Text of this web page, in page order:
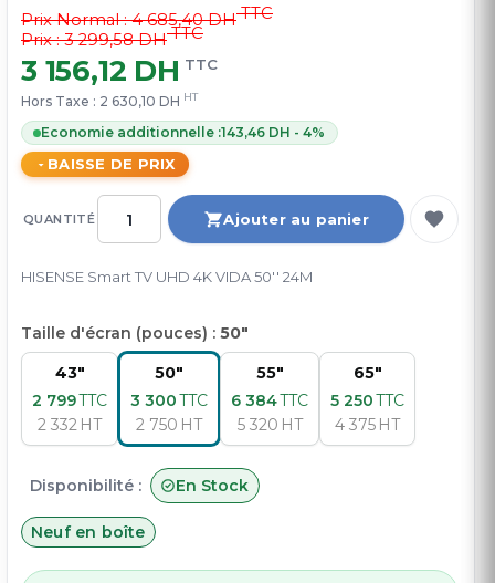
QUANTITÉ Ajouter au panier
Prix Normal :4 685,40 DHTTC
Prix : 3 299,58 DHTTC
3 156,12 DH TTC
Hors Taxe : 2 630,10 DH HT
Economie additionnelle :143,46 DH - 4%
BAISSE DE PRIX
HISENSE Smart TV UHD 4K VIDA 50'' 24M
Taille d'écran (pouces) : 50"
43"
2 799TTC
2 332 HT
50"
3 300TTC
2 750 HT
55"
6 384TTC
5 320 HT
65"
5 250TTC
4 375 HT
Disponibilité : En Stock
Neuf en boîte